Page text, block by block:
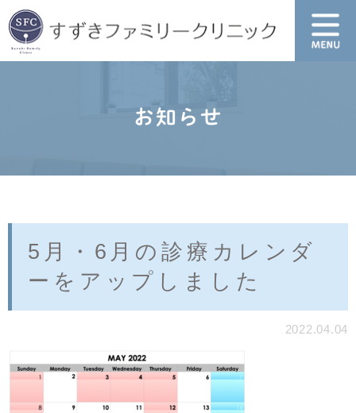
お知らせ
5月・6月の診療カレンダ
ーをアップしました
2022.04.04